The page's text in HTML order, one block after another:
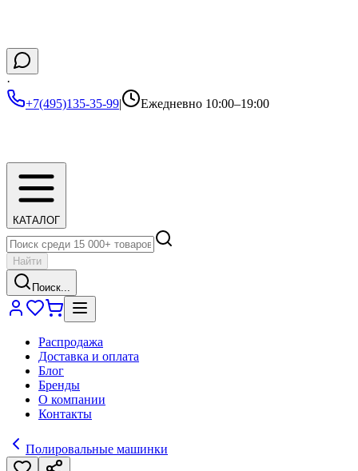
·
+7(495)135-35-99| Ежедневно 10:00–19:00
КАТАЛОГ
Найти
Поиск...
Распродажа
Доставка и оплата
Блог
Бренды
О компании
Контакты
Полировальные машинки